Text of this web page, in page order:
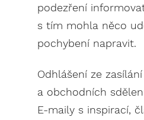
podezření
s tím mohla něco
pochybení napravit.
Odhlášení ze
a obchodních
E-maily s inspirací,